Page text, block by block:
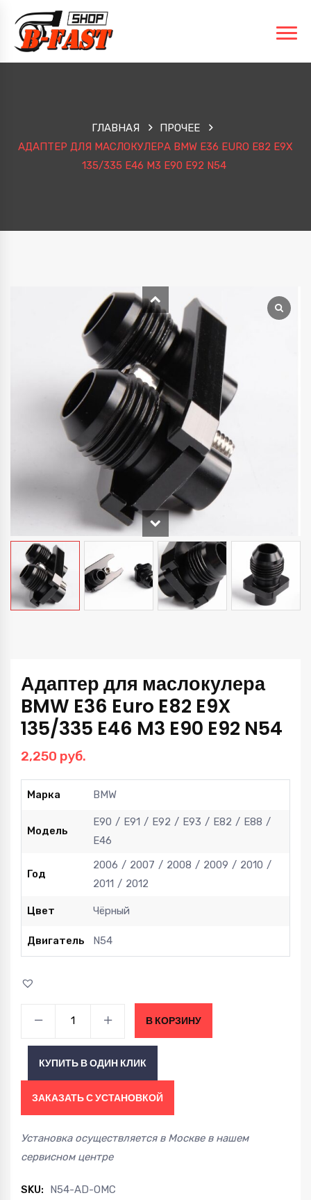
ГЛАВНАЯ
ПРОЧЕЕ
АДАПТЕР ДЛЯ МАСЛОКУЛЕРА BMW E36 EURO E82 E9X
135/335 E46 M3 E90 E92 N54
Адаптер для маслокулера
BMW E36 Euro E82 E9X
135/335 E46 M3 E90 E92 N54
2,250 руб.
Марка BMW
Модель
E90 E91 E92 E93 E82
E88
E46
Год
2006 2007 2008 2009
2010
2011
2012
Цвет Чёрный
Двигатель N54
маслокулера
BMW
E9X
135/335
В КОРЗИНУ
КУПИТЬ В ОДИН КЛИК
ЗАКАЗАТЬ С УСТАНОВКОЙ
Установка осуществляется в Москве в нашем
сервисном центре
SKU: N54-AD-OMC